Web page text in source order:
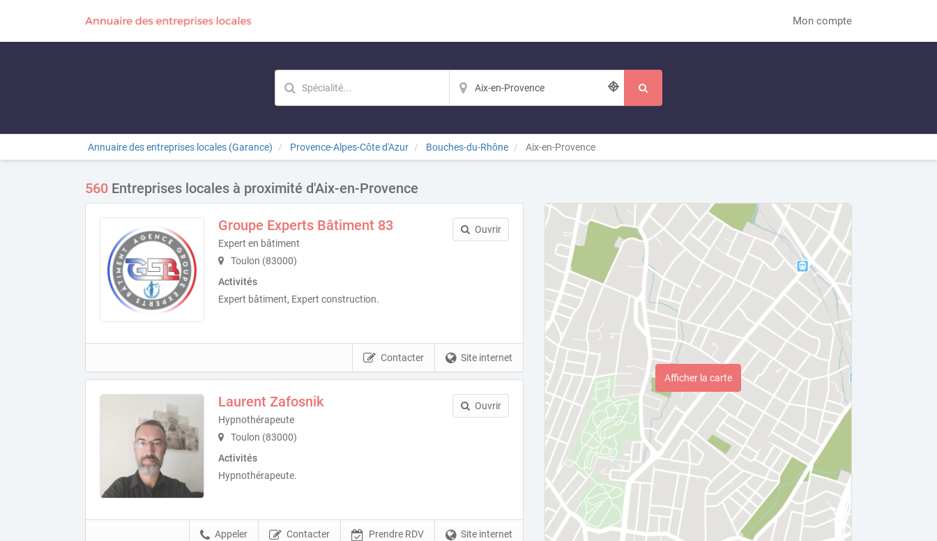
Mon compte
Annuaire des entreprises locales (Garance) Provence-Alpes-Côte d'Azur Bouches-du-Rhône Aix-en-Provence
560 Entreprises locales à proximité d'Aix-en-Provence
Groupe Experts Bâtiment 83
Expert en bâtiment
Toulon (83000)
Activités
Expert bâtiment, Expert construction.
Ouvrir
Site internet
Contacter
Laurent Zafosnik
Hypnothérapeute
Toulon (83000)
Activités
Hypnothérapeute.
Ouvrir
Site internet
Prendre RDV
Contacter
Appeler
Afficher la carte